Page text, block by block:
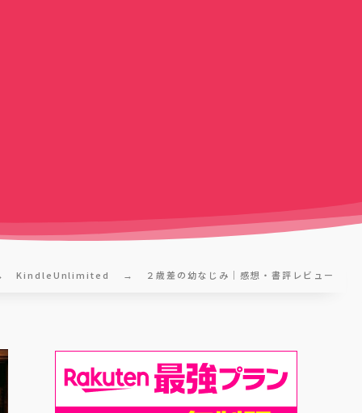
KindleUnlimited ２歳差の幼なじみ｜感想・書評レビュー